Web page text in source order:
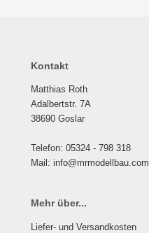
Kontakt
Matthias Roth
Adalbertstr. 7A
38690 Goslar
Telefon: 05324 - 798 318
Mail: info@mrmodellbau.com
Mehr über...
Liefer- und Versandkosten